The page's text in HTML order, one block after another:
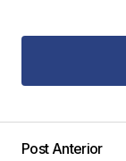
Post Anterior